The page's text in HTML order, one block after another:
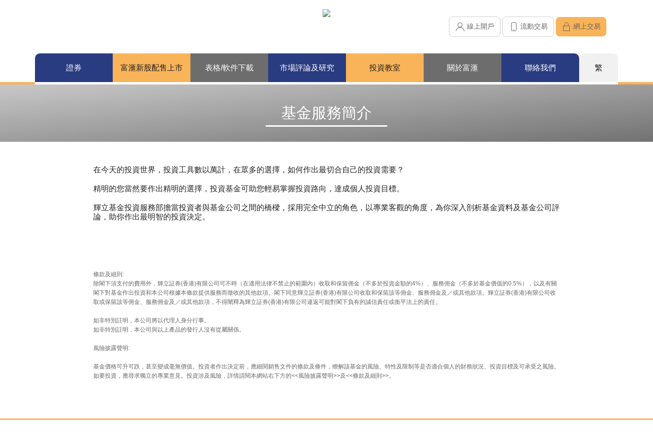
線上開戶 流動交易 網上交易
證券 富滙新股配售上市 表格/軟件下載 市場評論及研究 投資教室 關於富滙 聯絡我們 繁
基金服務簡介
在今天的投資世界，投資工具數以萬計，在眾多的選擇，如何作出最切合自己的投資需要？
精明的您當然要作出精明的選擇，投資基金可助您輕易掌握投資路向，達成個人投資目標。
輝立基金投資服務部擔當投資者與基金公司之間的橋樑，採用完全中立的角色，以專業客觀的角度，為你深入剖析基金資料及基金公司評
論，助你作出最明智的投資決定。
條款及細則:
除閣下須支付的費用外，輝立証券(香港)有限公司可不時（在適用法律不禁止的範圍內）收取和保留佣金（不多於投資金額的4%）、服務佣金（不多於基金價值的0.5%），以及有關
閣下對基金作出投資和本公司根據本條款提供服務而徵收的其他款項。閣下同意輝立証券(香港)有限公司收取和保留該等佣金、服務佣金及／或其他款項。輝立証券(香港)有限公司收
取或保留該等佣金、服務佣金及／或其他款項，不得闡釋為輝立証券(香港)有限公司違返可能對閣下負有的誠信責任或衡平法上的責任。
如非特別註明，本公司將以代理人身分行事。
如非特別註明，本公司與以上產品的發行人沒有從屬關係。
風險披露聲明:
基金價格可升可跌，甚至變成毫無價值。投資者作出決定前，應細閱銷售文件的條款及條件，瞭解該基金的風險、特性及限制等是否適合個人的財務狀況、投資目標及可承受之風險。
如要投資，應尋求獨立的專業意見。投資涉及風險，詳情請閱本網站右下方的<<風險披露聲明>>及<<條款及細則>>。